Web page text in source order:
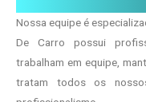
Nossa equipe é
De Carro possui
trabalham em equipe,
tratam todos os